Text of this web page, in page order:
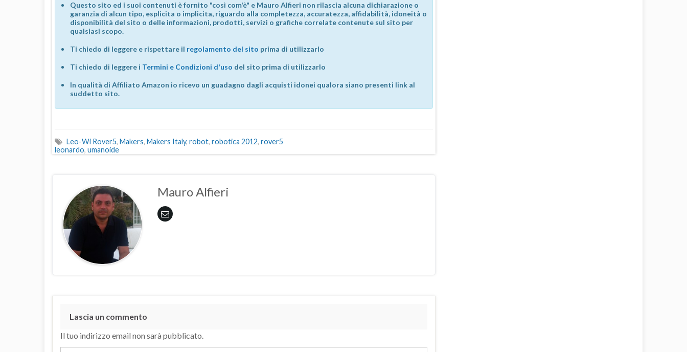
Questo sito ed i suoi contenuti è fornito "così com'è" e Mauro Alfieri non rilascia alcuna dichiarazione o
garanzia di alcun tipo, esplicita o implicita, riguardo alla completezza, accuratezza, affidabilità, idoneità o
disponibilità del sito o delle informazioni, prodotti, servizi o grafiche correlate contenute sul sito per
qualsiasi scopo.
Ti chiedo di leggere e rispettare il regolamento del sito prima di utilizzarlo
Ti chiedo di leggere i Termini e Condizioni d'uso del sito prima di utilizzarlo
In qualità di Affiliato Amazon io ricevo un guadagno dagli acquisti idonei qualora siano presenti link al
suddetto sito.
Leo-Wi Rover5, Makers, Makers Italy, robot, robotica 2012, rover5
leonardo, umanoide
Mauro Alfieri
Lascia un commento
Il tuo indirizzo email non sarà pubblicato.